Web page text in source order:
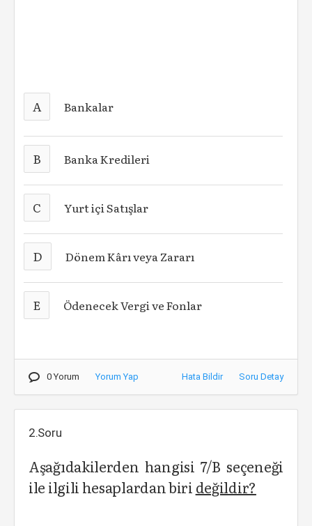
A Bankalar
B Banka Kredileri
C Yurt içi Satışlar
D Dönem Kârı veya Zararı
E Ödenecek Vergi ve Fonlar
0 Yorum Yorum Yap Hata Bildir Soru Detay
2.Soru
Aşağıdakilerden hangisi 7/B seçeneği
ile ilgili hesaplardan biri değildir?